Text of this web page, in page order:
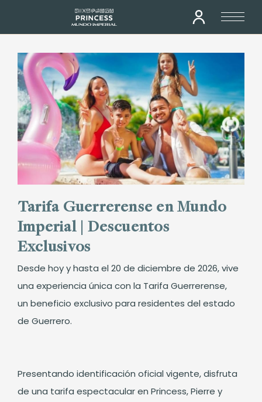
Tarifa Guerrerense en Mundo
Imperial | Descuentos
Exclusivos
Desde hoy y hasta el 20 de diciembre de 2026, vive
una experiencia única con la Tarifa Guerrerense,
un beneficio exclusivo para residentes del estado
de Guerrero.
Presentando identificación oficial vigente, disfruta
de una tarifa espectacular en Princess, Pierre y